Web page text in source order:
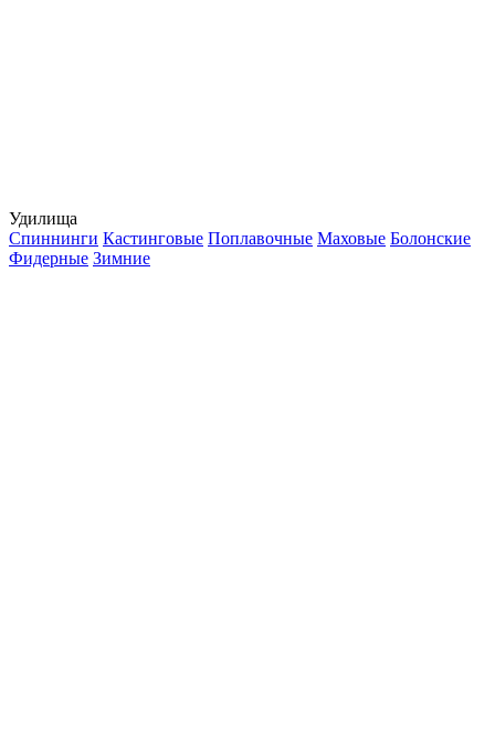
Удилища
Спиннинги Кастинговые Поплавочные Маховые Болонские
Фидерные Зимние